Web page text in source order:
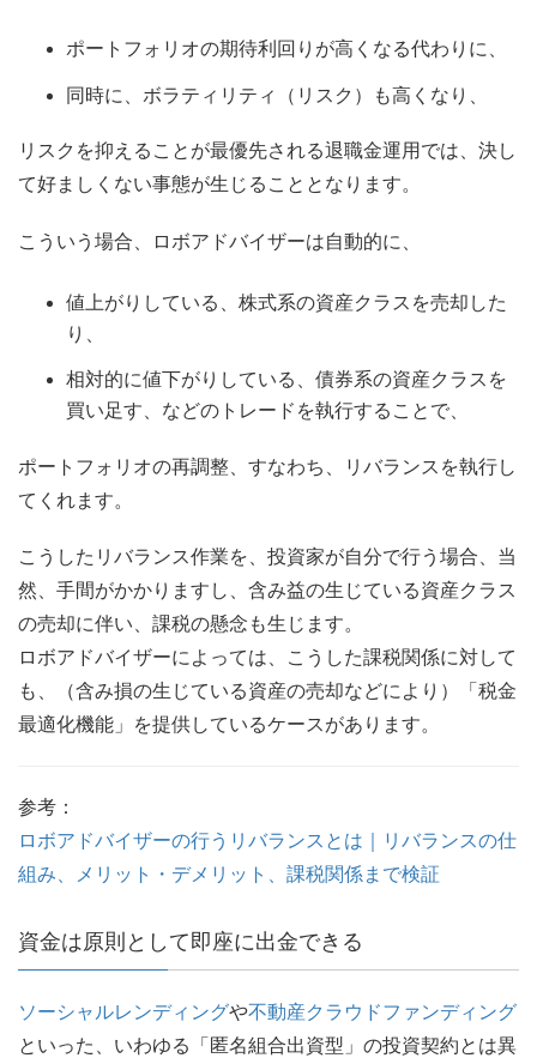
ポートフォリオの期待利回りが高くなる代わりに、
同時に、ボラティリティ（リスク）も高くなり、
リスクを抑えることが最優先される退職金運用では、決し
て好ましくない事態が生じることとなります。
こういう場合、ロボアドバイザーは自動的に、
値上がりしている、株式系の資産クラスを売却した
り、
相対的に値下がりしている、債券系の資産クラスを
買い足す、などのトレードを執行することで、
ポートフォリオの再調整、すなわち、リバランスを執行し
てくれます。
こうしたリバランス作業を、投資家が自分で行う場合、当
然、手間がかかりますし、含み益の生じている資産クラス
の売却に伴い、課税の懸念も生じます。
ロボアドバイザーによっては、こうした課税関係に対して
も、（含み損の生じている資産の売却などにより）「税金
最適化機能」を提供しているケースがあります。
参考：
ロボアドバイザーの行うリバランスとは｜リバランスの仕
組み、メリット・デメリット、課税関係まで検証
資金は原則として即座に出金できる
ソーシャルレンディングや不動産クラウドファンディング
といった、いわゆる「匿名組合出資型」の投資契約とは異